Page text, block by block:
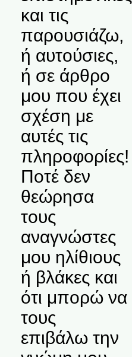
και τις
παρουσιάζω,
ή αυτούσιες,
ή σε άρθρο
μου που έχει
σχέση με
αυτές τις
πληροφορίες!
Ποτέ δεν
θεώρησα
τους
αναγνώστες
μου ηλίθιους
ή βλάκες και
ότι μπορώ να
τους
επιβάλω την